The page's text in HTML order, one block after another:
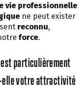
vie professionnelle
ne peut exister
reconnu,
force.
particulièrement
elle votre attractivité